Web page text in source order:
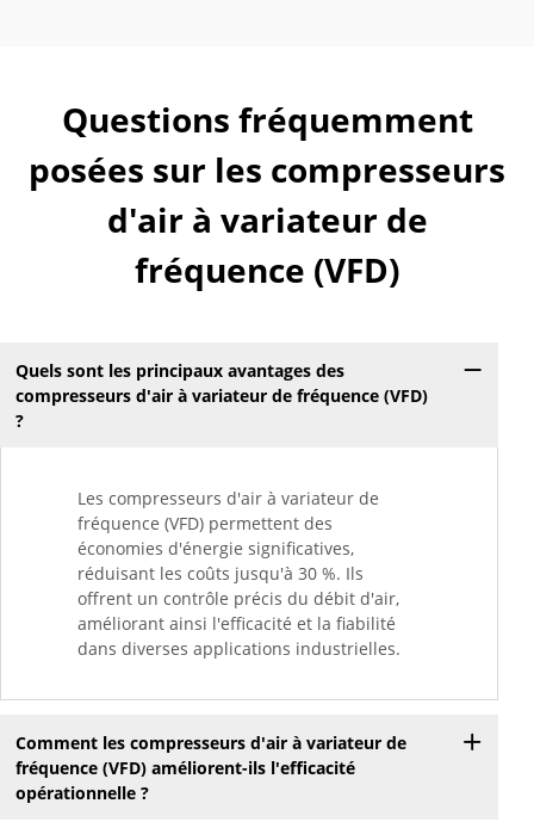
Questions fréquemment
posées sur les compresseurs
d'air à variateur de
fréquence (VFD)
Quels sont les principaux avantages des
compresseurs d'air à variateur de fréquence (VFD)
?
Les compresseurs d'air à variateur de
fréquence (VFD) permettent des
économies d'énergie significatives,
réduisant les coûts jusqu'à 30 %. Ils
offrent un contrôle précis du débit d'air,
améliorant ainsi l'efficacité et la fiabilité
dans diverses applications industrielles.
Comment les compresseurs d'air à variateur de
fréquence (VFD) améliorent-ils l'efficacité
opérationnelle ?